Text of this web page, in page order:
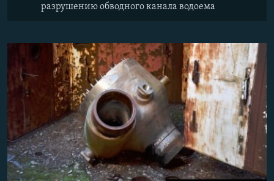
разрушению обводного канала водоема